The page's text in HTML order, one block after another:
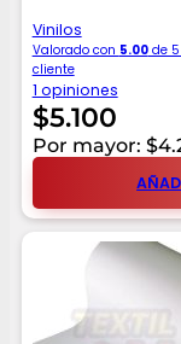
Vinilos
Valorado con 5.00de 5
cliente
1 opiniones
$5.100
Por mayor: